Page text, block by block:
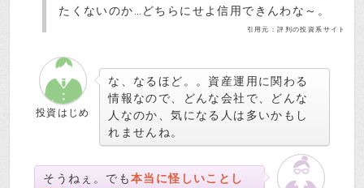
たくないのか…どちらにせよ信用できんわな～。
引用元：評判の投資系サイト
投資はじめ
な、なるほど。。資産運用に関わる
情報なので、どんな会社で、どんな
人なのか、気になる人は多いかもし
れませんね。
そうねぇ。でも本当に怪しいことし